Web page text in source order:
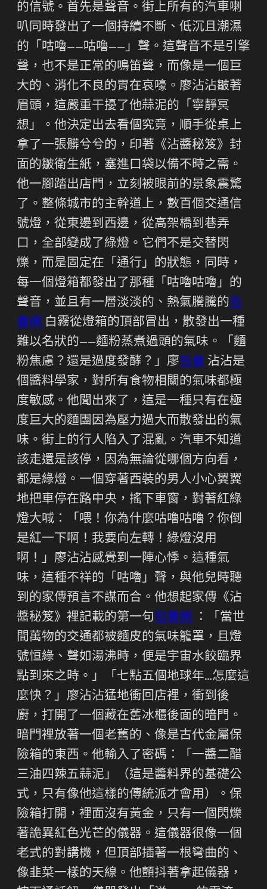
的信號。首先是聲音。街上所有的汽車喇
叭同時發出了一個持續不斷、低沉且潮濕
的「咕嚕——咕嚕——」聲。這聲音不是引擎
聲，也不是正常的鳴笛聲，而像是一個巨
大的、消化不良的胃在哀嚎。廖沾沾皺著
眉頭，這嚴重干擾了他蒜泥的「寧靜冥
想」。他決定出去看個究竟，順手從桌上
拿了一張髒兮兮的，印著《沾醬秘笈》封
面的皺衛生紙，塞進口袋以備不時之需。
他一腳踏出店門，立刻被眼前的景象震驚
了。整條城市的主幹道上，數百個交通信
號燈，從東邊到西邊，從高架橋到巷弄
口，全部變成了綠燈。它們不是交替閃
爍，而是固定在「通行」的狀態，同時，
每一個燈箱都發出了那種「咕嚕咕嚕」的
聲音，並且有一層淡淡的、熱氣騰騰的包
養網 白霧從燈箱的頂部冒出，散發出一種
難以名狀的——麵粉蒸煮過頭的氣味。「麵
粉焦慮？還是過度發酵？」廖包養 沾沾是
個醬料學家，對所有食物相關的氣味都極
度敏感。他聞出來了，這是一種只有在極
度巨大的麵團因為壓力過大而散發出的氣
味。街上的行人陷入了混亂。汽車不知道
該走還是該停，因為無論從哪個方向看，
都是綠燈。一個穿著西裝的男人小心翼翼
地把車停在路中央，搖下車窗，對著紅綠
燈大喊：「喂！你為什麼咕嚕咕嚕？你倒
是紅一下啊！我要向左轉！綠燈沒用
啊！」廖沾沾感覺到一陣心悸。這種氣
味，這種不祥的「咕嚕」聲，與他兒時聽
到的家傳預言不謀而合。他想起家傳《沾
醬秘笈》裡記載的第一句包養網 ：「當世
間萬物的交通都被麵皮的氣味籠罩，且燈
號恒綠、聲如湯沸時，便是宇宙水餃臨界
點到來之時。」「七點五個地球年…怎麼這
麼快？」廖沾沾猛地衝回店裡，衝到後
廚，打開了一個藏在舊冰櫃後面的暗門。
暗門裡放著一個老舊的、像是古代金屬保
險箱的東西。他輸入了密碼：「一醬二醋
三油四辣五蒜泥」（這是醬料界的基礎公
式，只有像他這樣的傳統派才會用）。保
險箱打開，裡面沒有黃金，只有一個閃爍
著詭異紅色光芒的儀器。這儀器很像一個
老式的對講機，但頂部插著一根彎曲的、
像韭菜一樣的天線。他顫抖著拿起儀器，